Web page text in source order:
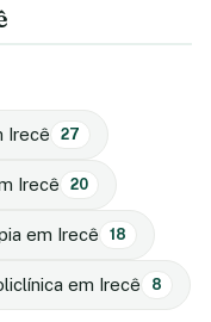
Irecê 27
Irecê 20
em Irecê 18
em Irecê 8